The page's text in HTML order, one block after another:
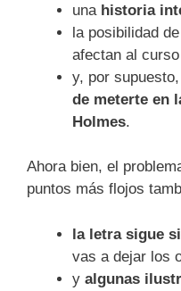
una historia
la posibilidad de
afectan al
y, por supuesto,
de meterte en
Holmes.
Ahora bien, el
puntos más flojos
la letra sigue
vas a dejar los
y algunas